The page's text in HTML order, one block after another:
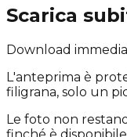
Scarica
Download
L'anteprima è
filigrana, solo un
Le foto non
finché è